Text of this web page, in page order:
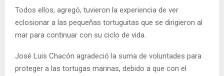
Todos ellos, agregó, tuvieron la experiencia de ver
eclosionar a las pequeñas tortuguitas que se dirigieron al
mar para continuar con su ciclo de vida.
José Luis Chacón agradeció la suma de voluntades para
proteger a las tortugas marinas, debido a que con el